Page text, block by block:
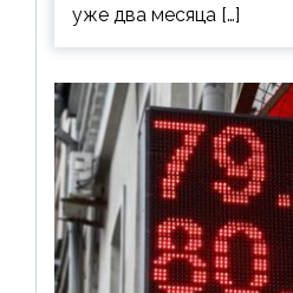
уже два месяца […]